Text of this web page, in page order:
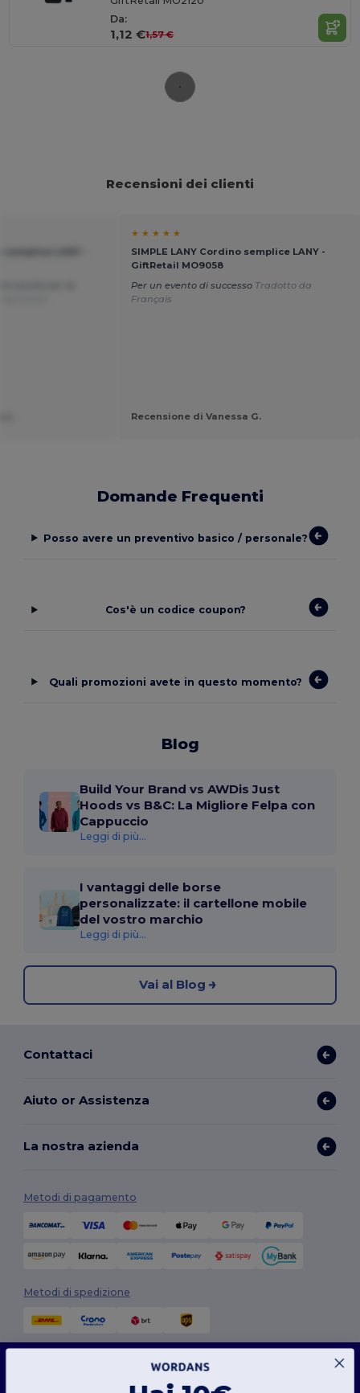
Da:
1,12 €1,57 €
Recensioni dei clienti
★ ★ ★ ★ ★
SIMPLE LANY Cordino semplice LANY -
GiftRetail MO9058
Per un evento di successo Tradotto da
Français
Recensione di Vanessa G.
Domande Frequenti
Posso avere un preventivo basico / personale?
Cos'è un codice coupon?
Quali promozioni avete in questo momento?
Blog
Build Your Brand vs AWDis Just
Hoods vs B&C: La Migliore Felpa con
Cappuccio
Leggi di più...
I vantaggi delle borse
personalizzate: il cartellone mobile
del vostro marchio
Leggi di più...
Vai al Blog
Contattaci
Aiuto or Assistenza
La nostra azienda
Metodi di pagamento
Metodi di spedizione
Questo sito web utilizza i cookie
funzionalità generale, ricordare le tue preferenze, analizzare le prestazioni del sito web